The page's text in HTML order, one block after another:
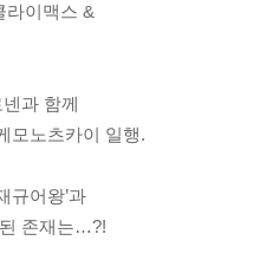
라이맥스 &
과 함께
모노츠카이 일행.
규어왕’과
존재는…?!